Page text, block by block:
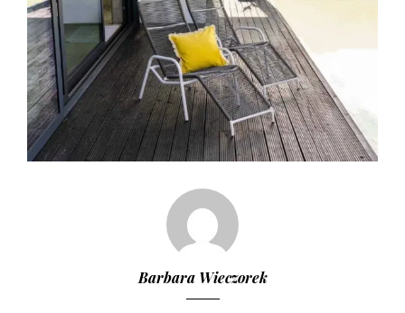
Barbara Wieczorek